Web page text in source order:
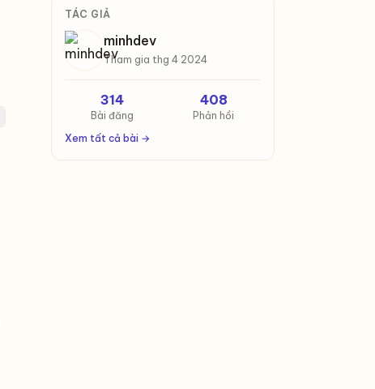
TÁC GIẢ
minhdev
Tham gia thg 4 2024
314
Bài đăng
408
Phản hồi
Xem tất cả bài →